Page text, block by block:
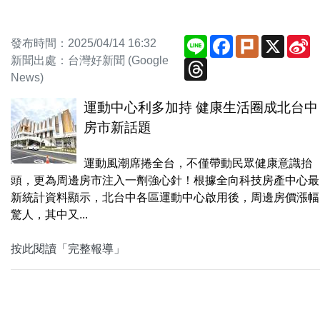
發布時間：2025/04/14 16:32
新聞出處：台灣好新聞 (Google
News)
Line Facebook
PlurkX
Threads
運動中心利多加持 健康生活圈成北台中
房市新話題
運動風潮席捲全台，不僅帶動民眾健康意識抬
頭，更為周邊房市注入一劑強心針！根據全向科技房產中心最
新統計資料顯示，北台中各區運動中心啟用後，周邊房價漲幅
驚人，其中又...
按此閱讀「完整報導」